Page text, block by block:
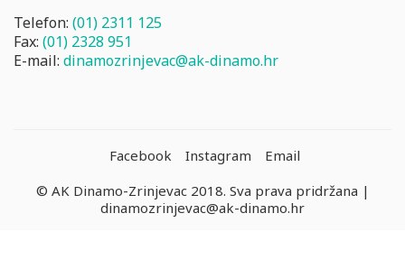
Telefon: (01) 2311 125
Fax: (01) 2328 951
E-mail: dinamozrinjevac@ak-dinamo.hr
Facebook Instagram
Email
© AK Dinamo-Zrinjevac 2018. Sva prava pridržana |
dinamozrinjevac@ak-dinamo.hr